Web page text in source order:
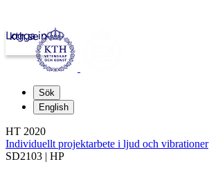
kth.se
Logga in
Sök
English
HT 2020
Individuellt projektarbete i ljud och vibrationer
SD2103 | HP